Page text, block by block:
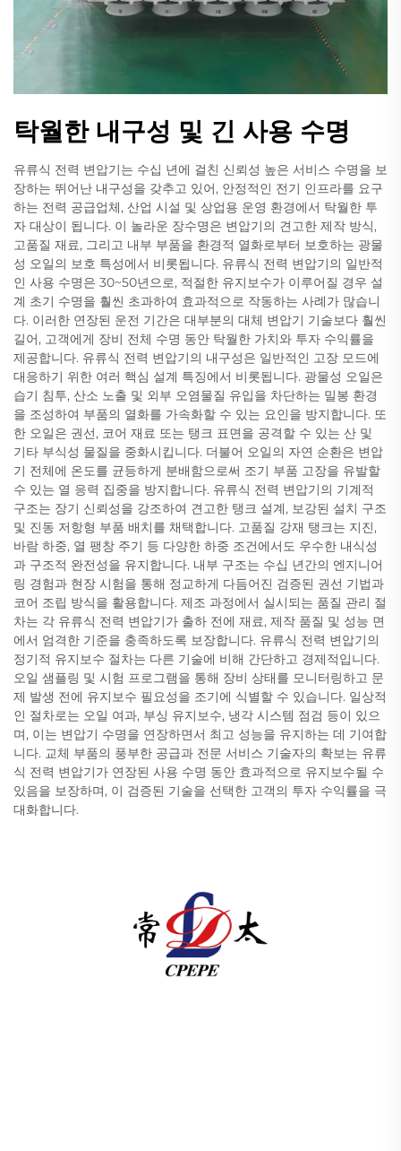
탁월한 내구성 및 긴 사용 수명
유류식 전력 변압기는 수십 년에 걸친 신뢰성 높은 서비스 수명을 보
장하는 뛰어난 내구성을 갖추고 있어, 안정적인 전기 인프라를 요구
하는 전력 공급업체, 산업 시설 및 상업용 운영 환경에서 탁월한 투
자 대상이 됩니다. 이 놀라운 장수명은 변압기의 견고한 제작 방식,
고품질 재료, 그리고 내부 부품을 환경적 열화로부터 보호하는 광물
성 오일의 보호 특성에서 비롯됩니다. 유류식 전력 변압기의 일반적
인 사용 수명은 30~50년으로, 적절한 유지보수가 이루어질 경우 설
계 초기 수명을 훨씬 초과하여 효과적으로 작동하는 사례가 많습니
다. 이러한 연장된 운전 기간은 대부분의 대체 변압기 기술보다 훨씬
길어, 고객에게 장비 전체 수명 동안 탁월한 가치와 투자 수익률을
제공합니다. 유류식 전력 변압기의 내구성은 일반적인 고장 모드에
대응하기 위한 여러 핵심 설계 특징에서 비롯됩니다. 광물성 오일은
습기 침투, 산소 노출 및 외부 오염물질 유입을 차단하는 밀봉 환경
을 조성하여 부품의 열화를 가속화할 수 있는 요인을 방지합니다. 또
한 오일은 권선, 코어 재료 또는 탱크 표면을 공격할 수 있는 산 및
기타 부식성 물질을 중화시킵니다. 더불어 오일의 자연 순환은 변압
기 전체에 온도를 균등하게 분배함으로써 조기 부품 고장을 유발할
수 있는 열 응력 집중을 방지합니다. 유류식 전력 변압기의 기계적
구조는 장기 신뢰성을 강조하여 견고한 탱크 설계, 보강된 설치 구조
및 진동 저항형 부품 배치를 채택합니다. 고품질 강재 탱크는 지진,
바람 하중, 열 팽창 주기 등 다양한 하중 조건에서도 우수한 내식성
과 구조적 완전성을 유지합니다. 내부 구조는 수십 년간의 엔지니어
링 경험과 현장 시험을 통해 정교하게 다듬어진 검증된 권선 기법과
코어 조립 방식을 활용합니다. 제조 과정에서 실시되는 품질 관리 절
차는 각 유류식 전력 변압기가 출하 전에 재료, 제작 품질 및 성능 면
에서 엄격한 기준을 충족하도록 보장합니다. 유류식 전력 변압기의
정기적 유지보수 절차는 다른 기술에 비해 간단하고 경제적입니다.
오일 샘플링 및 시험 프로그램을 통해 장비 상태를 모니터링하고 문
제 발생 전에 유지보수 필요성을 조기에 식별할 수 있습니다. 일상적
인 절차로는 오일 여과, 부싱 유지보수, 냉각 시스템 점검 등이 있으
며, 이는 변압기 수명을 연장하면서 최고 성능을 유지하는 데 기여합
니다. 교체 부품의 풍부한 공급과 전문 서비스 기술자의 확보는 유류
식 전력 변압기가 연장된 사용 수명 동안 효과적으로 유지보수될 수
있음을 보장하며, 이 검증된 기술을 선택한 고객의 투자 수익률을 극
대화합니다.